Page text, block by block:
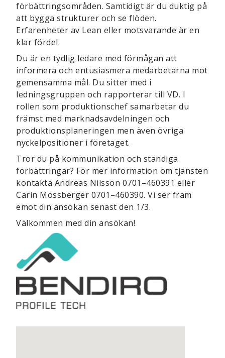
förbättringsområden. Samtidigt är du duktig på
att bygga strukturer och se flöden.
Erfarenheter av Lean eller motsvarande är en
klar fördel.
Du är en tydlig ledare med förmågan att
informera och entusiasmera medarbetarna mot
gemensamma mål. Du sitter med i
ledningsgruppen och rapporterar till VD. I
rollen som produktionschef samarbetar du
främst med marknadsavdelningen och
produktionsplaneringen men även övriga
nyckelpositioner i företaget.
Tror du på kommunikation och ständiga
förbättringar? För mer information om tjänsten
kontakta Andreas Nilsson 0701–460391 eller
Carin Mossberger 0701–460390. Vi ser fram
emot din ansökan senast den 1/3.
Välkommen med din ansökan!